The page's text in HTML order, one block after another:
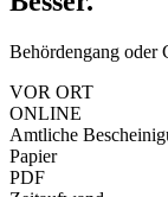
Behördengang oder
VOR ORT
ONLINE
Amtliche
Papier
PDF